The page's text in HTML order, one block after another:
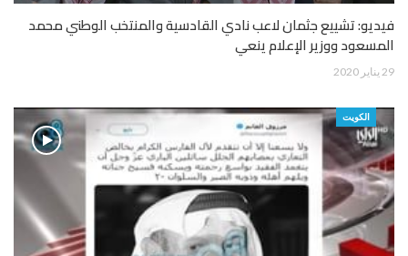
فيديو: تشييع جثمان لاعب نادي القادسية والمنتخب الوطني محمد
المسعود ووزير الإعلام ينعي
29 يناير 2020
الكويت